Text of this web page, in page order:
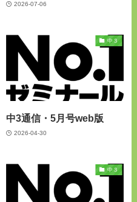
2026-07-06
中３
中3通信・5月号web版
2026-04-30
中３